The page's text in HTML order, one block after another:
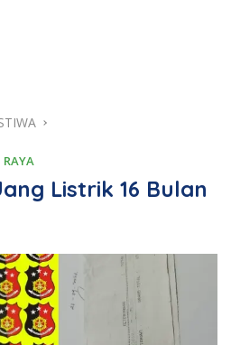
RAYA
Listrik 16 Bulan